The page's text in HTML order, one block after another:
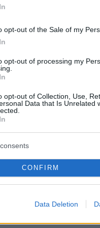
opt-out of the Sale of my
opt-out of processing my
opt-out of Collection, Use,
Data that Is Unrelated
CONFIRM
Data Deletion
κατά της
μελέτη σε 2,5
τους στην
πιασμένοι
το
κοιτώντας το
ΕΙΔΗΣΕΙΣ